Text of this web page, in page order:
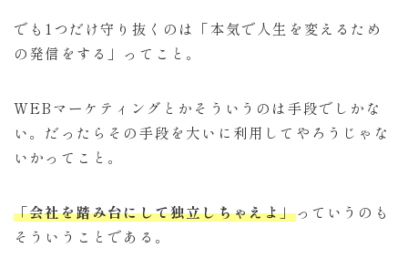
でも1つだけ守り抜くのは「本気で人生を変えるため
の発信をする」ってこと。
WEBマーケティングとかそういうのは手段でしかな
い。だったらその手段を大いに利用してやろうじゃな
いかってこと。
「会社を踏み台にして独立しちゃえよ」っていうのも
そういうことである。